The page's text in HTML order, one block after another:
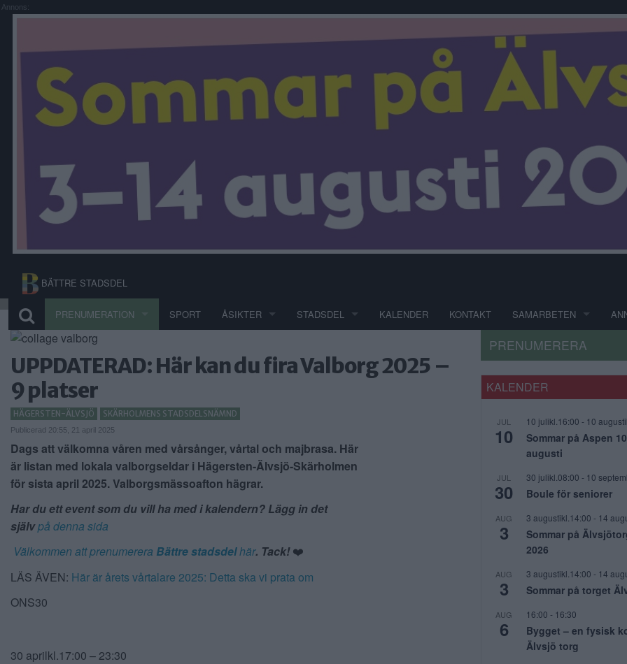
Annons:
BÄTTRE STADSDEL
PRENUMERATION SPORT ÅSIKTER STADSDEL KALENDER KONTAKT SAMARBETEN
UPPDATERAD: Här kan du fira Valborg 2025 –
9 platser
HÄGERSTEN-ÄLVSJÖ SKÄRHOLMENS STADSDELSNÄMND
Publicerad 20:55, 21 april 2025
Dags att välkomna våren med vårsånger, vårtal och majbrasa. Här
är listan med lokala valborgseldar i Hägersten-Älvsjö-Skärholmen
för sista april 2025. Valborgsmässoafton hägrar.
Har du ett event som du vill ha med i kalendern? Lägg in det
självpå denna sida
Välkommen att prenumerera Bättre stadsdelhär. Tack!❤️
LÄS ÄVEN: Här är årets vårtalare 2025: Detta ska vi prata om
ONS30
30 aprilkl.17:00 – 23:30
PRENUMERERA
KALENDER
JUL
10
10 julikl.16:00 - 10
Sommar på Aspen
augusti
JUL
30
30 julikl.08:00 - 10
Boule för seniorer
AUG
3
3 augustikl.14:00 - 14
Sommar på
2026
AUG
3
3 augustikl.14:00 - 14
Sommar på torget
AUG
6
16:00 - 16:30
Bygget – en fysisk
Älvsjö torg